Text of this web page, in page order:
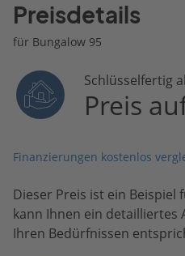
Preisdetails
für Bungalow 95
Schlüsselfertig
Preis
Finanzierungen kostenlos
Dieser Preis ist ein Beispiel
kann Ihnen ein detailliertes
Ihren Bedürfnissen